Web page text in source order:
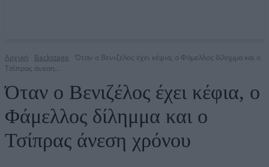
Αρχική Backstage
Όταν ο Βενιζέλος έχει κέφια, ο Φάμελλος δίλημμα και ο
Τσίπρας άνεση...
Όταν ο Βενιζέλος έχει κέφια, ο
Φάμελλος δίλημμα και ο
Τσίπρας άνεση χρόνου